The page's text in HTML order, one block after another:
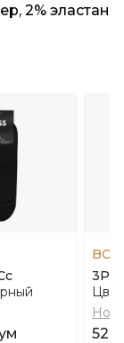
2% эластан
522